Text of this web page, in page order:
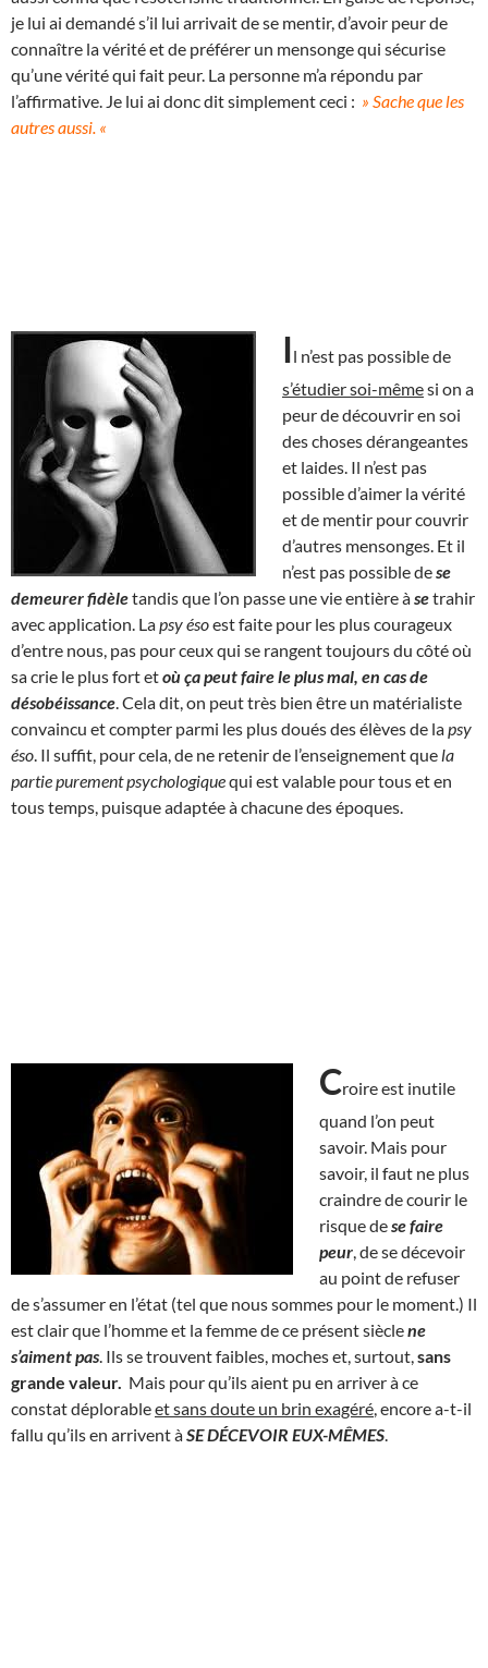
je lui ai demandé s’il lui arrivait de se mentir, d’avoir peur de
connaître la vérité et de préférer un mensonge qui sécurise
qu’une vérité qui fait peur. La personne m’a répondu par
l’affirmative. Je lui ai donc dit simplement ceci : » Sache que les
autres aussi. «
Il n’est pas possible de
s’étudier soi-mêmesi on a
peur de découvrir en soi
des choses dérangeantes
et laides. Il n’est pas
possible d’aimer la vérité
et de mentir pour couvrir
d’autres mensonges. Et il
n’est pas possible dese
demeurer fidèletandis que l’on passe une vie entière àsetrahir
avec application. Lapsy ésoest faite pour les plus courageux
d’entre nous, pas pour ceux qui se rangent toujours du côté où
sa crie le plus fort etoù ça peut faire le plus mal, en cas de
désobéissance . Cela dit, on peut très bien être un matérialiste
convaincu et compter parmi les plus doués des élèves de lapsy
éso . Il suffit, pour cela, de ne retenir de l’enseignement que la
partie purement psychologiquequi est valable pour tous et en
tous temps, puisque adaptée à chacune des époques.
Croire est inutile
quand l’on peut
savoir. Mais pour
savoir, il faut ne plus
craindre de courir le
risque dese faire
peur , de se décevoir
au point de refuser
de s’assumer en l’état (tel que nous sommes pour le moment.) Il
est clair que l’homme et la femme de ce présent sièclene
s’aiment pas . Ils se trouvent faibles, moches et, surtout, sans
grande valeur. Mais pour qu’ils aient pu en arriver à ce
constat déplorableet sans doute un brin exagéré , encore a-t-il
fallu qu’ils en arrivent àSE DÉCEVOIR EUX-MÊMES